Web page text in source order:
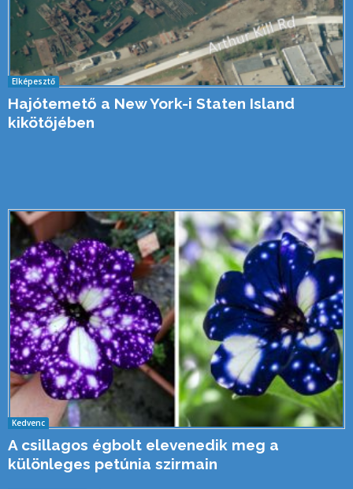
Elképesztő
Hajótemető a New York-i Staten Island
kikötőjében
Kedvenc
A csillagos égbolt elevenedik meg a
különleges petúnia szirmain